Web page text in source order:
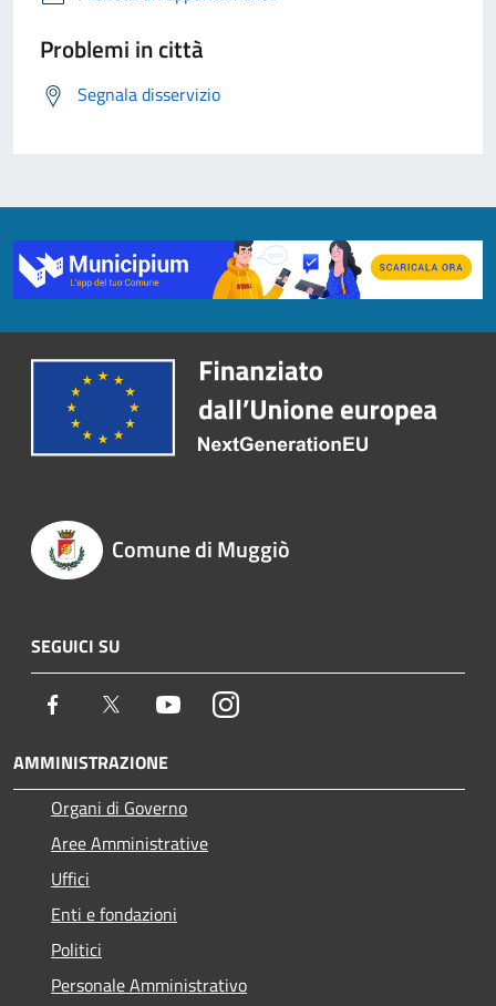
Problemi in città
Segnala disservizio
Comune di Muggiò
SEGUICI SU
Facebook Twitter YoutubeInstagram
AMMINISTRAZIONE
Organi di Governo
Aree Amministrative
Uffici
Enti e fondazioni
Politici
Personale Amministrativo